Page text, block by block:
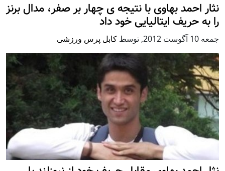
نثار احمد بهاوی با نتیجه ی چهار بر صفر، مدال برنز
را به حریف ایتالیایی خود داد
جمعه 10 آگوست 2012 , توسط کابل پرس ورزشی